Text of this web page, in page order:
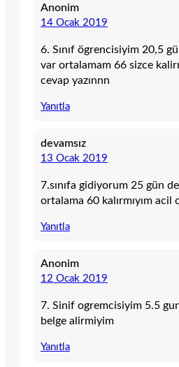
Anonim
14 Ocak 2019
6. Sınıf ögrencisiyim 20,5
var ortalamam 66 sizce
cevap yazınnn
Yanıtla
devamsız
13 Ocak 2019
7.sınıfa gidiyorum 25 gün
ortalama 60 kalırmıyım acil
Yanıtla
Anonim
12 Ocak 2019
7. Sinif ogremcisiyim 5.5
belge alirmiyim
Yanıtla